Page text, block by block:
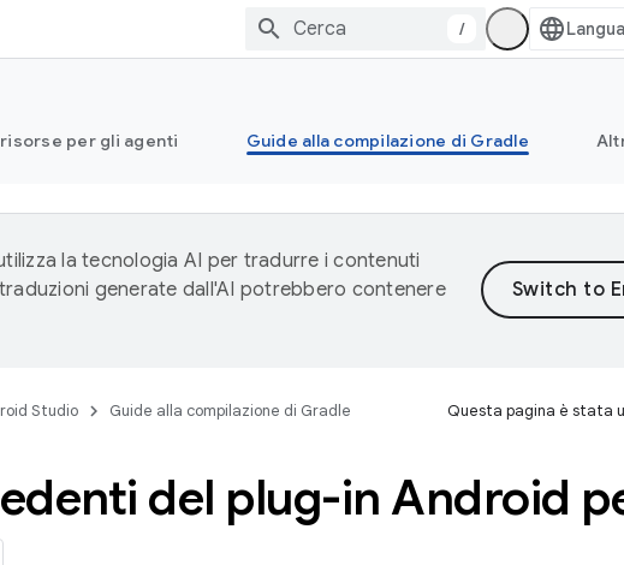
/
per gli agenti Guide alla compilazione di Gradle
la tecnologia AI per tradurre i contenuti
generate dall'AI potrebbero contenere
Studio Guide alla compilazione di Gradle Questa pagina è stata
del plug-in Android